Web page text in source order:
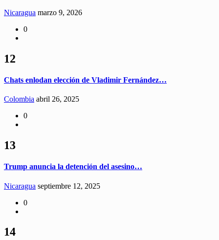
Nicaragua marzo 9, 2026
0
12
Chats enlodan elección de Vladimir Fernández…
Colombia abril 26, 2025
0
13
Trump anuncia la detención del asesino…
Nicaragua septiembre 12, 2025
0
14